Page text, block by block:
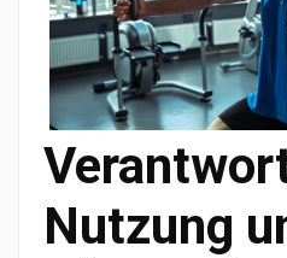
Nutzung